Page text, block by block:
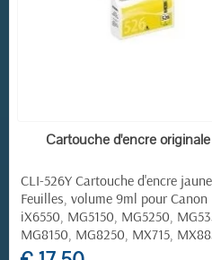
EN
Cartouche d'encre
CLI-526Y Cartouche d'encre
Feuilles, volume 9ml pour
iX6550, MG5150, MG5250,
MG8150, MG8250, MX715,